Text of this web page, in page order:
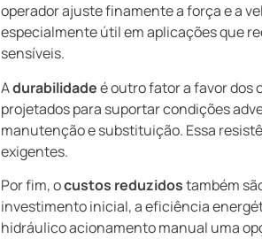
operador ajuste finamente a força e a
especialmente útil em aplicações que
sensíveis.
Adurabilidadeé outro fator a favor dos
projetados para suportar condições
manutenção e substituição. Essa
exigentes.
Por fim, ocustos reduzidostambém
investimento inicial, a eficiência
hidráulico acionamento manual uma